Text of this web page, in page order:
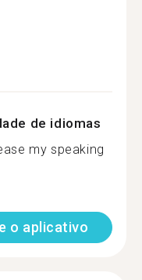
de idiomas
my speaking
o aplicativo